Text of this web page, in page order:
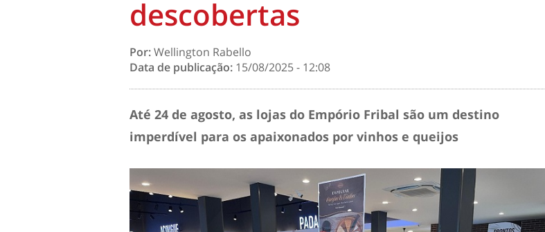
descobertas
Por:Wellington Rabello
Data de publicação: 15/08/2025 - 12:08
Até 24 de agosto, as lojas do Empório Fribal são um destino
imperdível para os apaixonados por vinhos e queijos